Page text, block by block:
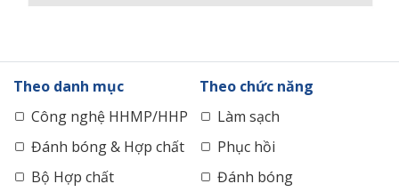
Theo danh mục
Công nghệ HHMP/HHP
Đánh bóng & Hợp chất
Bộ Hợp chất
Theo chức năng
Làm sạch
Phục hồi
Đánh bóng